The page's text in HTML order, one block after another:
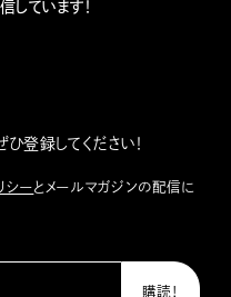
しています！
登録してください！
シーとメールマガジンの配信に